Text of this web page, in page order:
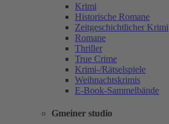
Krimi
Historische Romane
Zeitgeschichtlicher Krimi
Romane
Thriller
True Crime
Krimi-/Rätselspiele
Weihnachtskrimis
E-Book-Sammelbände
Gmeiner studio